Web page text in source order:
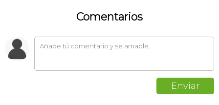
Comentarios